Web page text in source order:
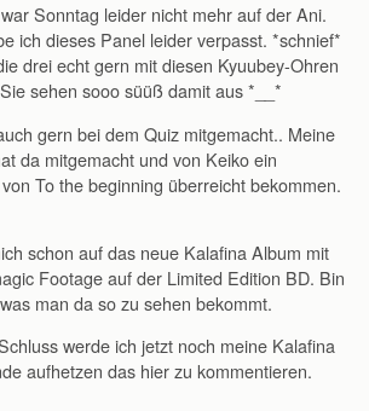
Sonntag leider nicht mehr auf der Ani.
ich dieses Panel leider verpasst. *schnief*
drei echt gern mit diesen Kyuubey-Ohren
sehen sooo süüß damit aus *__*
gern bei dem Quiz mitgemacht.. Meine
da mitgemacht und von Keiko ein
To the beginning überreicht bekommen.
schon auf das neue Kalafina Album mit
Footage auf der Limited Edition BD. Bin
man da so zu sehen bekommt.
werde ich jetzt noch meine Kalafina
aufhetzen das hier zu kommentieren.